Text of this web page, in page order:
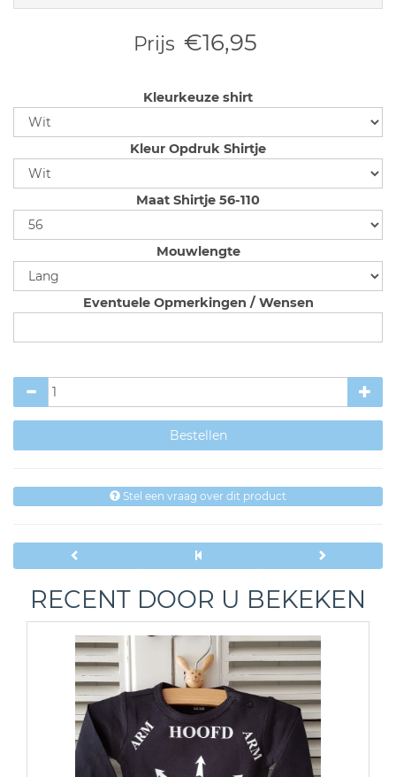
Prijs €16,95
Kleurkeuze shirt
Kleur Opdruk Shirtje
Maat Shirtje 56-110
Mouwlengte
Eventuele Opmerkingen / Wensen
Stel een vraag over dit product
RECENT DOOR U BEKEKEN